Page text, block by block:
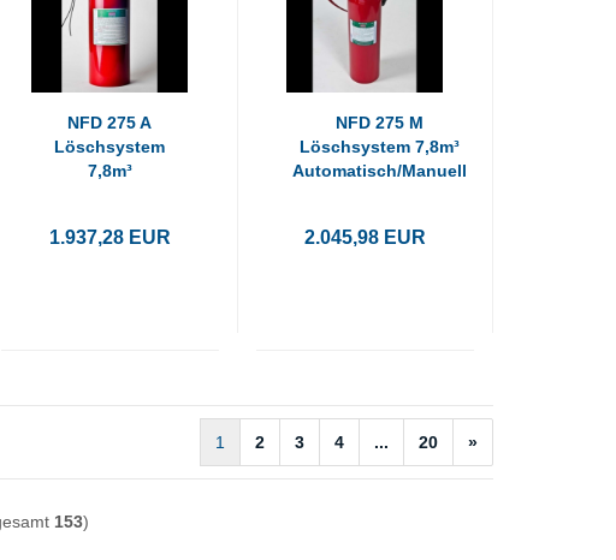
NFD 275 A
Löschsystem
7,8m³
1.937,28 EUR
NFD 275 M
Löschsystem 7,8m³
Automatisch/Manuell
2.045,98 EUR
1 2 3 4 ... 20 »
153)